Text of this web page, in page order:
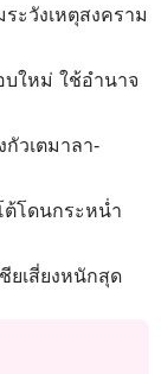
ะวังเหตุสงคราม
บใหม่ ใช้อำนาจ
วเตมาลา-
โดนกระหน่ำ
ยเสี่ยงหนักสุด